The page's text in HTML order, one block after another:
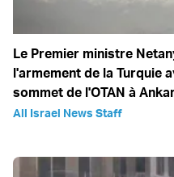
Le Premier ministre
l'armement de la Turquie
sommet de l'OTAN à
All Israel News Staff